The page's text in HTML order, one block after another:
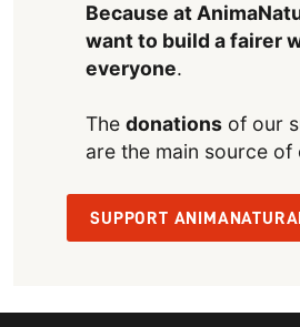
Because at
want to build a fairer
everyone.
The donationsof our
are the main source of
SUPPORT